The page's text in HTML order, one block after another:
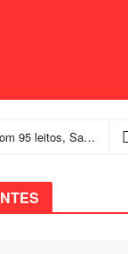
Com 95 leitos, Salvador ganha hospital focado em transição de cuidados